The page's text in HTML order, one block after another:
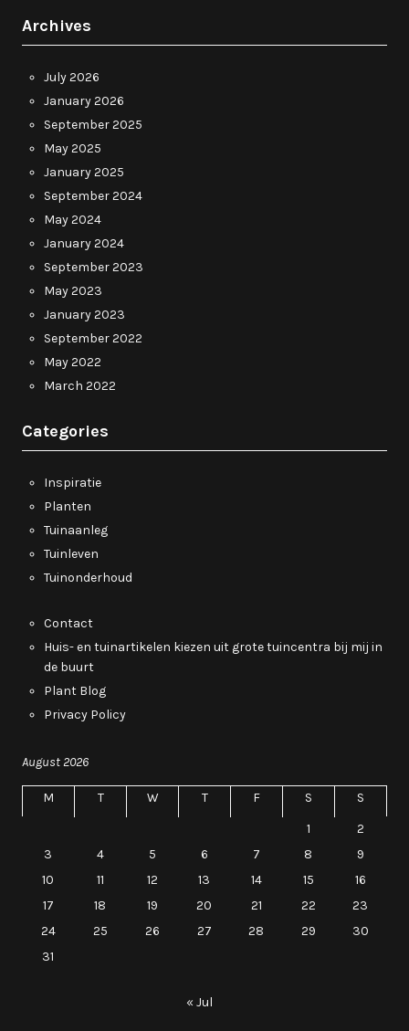
Archives
July 2026
January 2026
September 2025
May 2025
January 2025
September 2024
May 2024
January 2024
September 2023
May 2023
January 2023
September 2022
May 2022
March 2022
Categories
Inspiratie
Planten
Tuinaanleg
Tuinleven
Tuinonderhoud
Contact
Huis- en tuinartikelen kiezen uit grote tuincentra bij mij in
de buurt
Plant Blog
Privacy Policy
August 2026
M T W T F S
S
1
2
3
4 5 6 7 8
9
10
11 12 13 14 15
16
17
18 19 20 21 22
23
24
25 26 27 28 29
30
31
« Jul